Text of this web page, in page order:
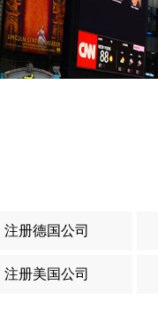
注册德国公司
注册美国公司